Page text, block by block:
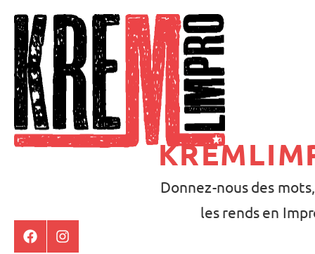
contenu
Donnez-nous des
les rends en
FacebookInstagram